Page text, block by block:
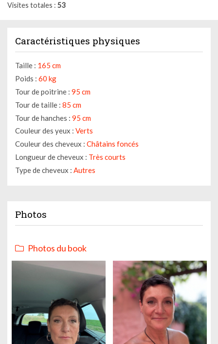
Visites totales 53
Caractéristiques physiques
Taille : 165 cm
Poids : 60 kg
Tour de poitrine : 95 cm
Tour de taille : 85 cm
Tour de hanches : 95 cm
Couleur des yeux : Verts
Couleur des cheveux : Châtains foncés
Longueur de cheveux : Très courts
Type de cheveux : Autres
Photos
Photos du book